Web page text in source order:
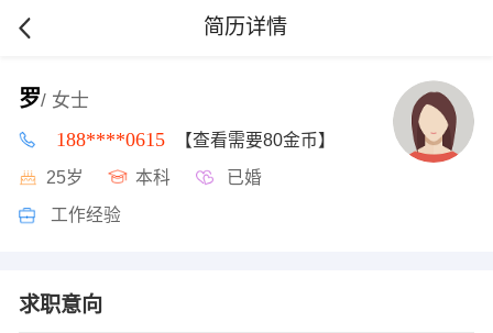
简历详情
罗/ 女士
188****0615 【查看需要80金币】
25岁 本科 已婚
工作经验
求职意向